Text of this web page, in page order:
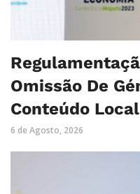
Omissão De
Conteúdo Local
6 de Agosto, 2026